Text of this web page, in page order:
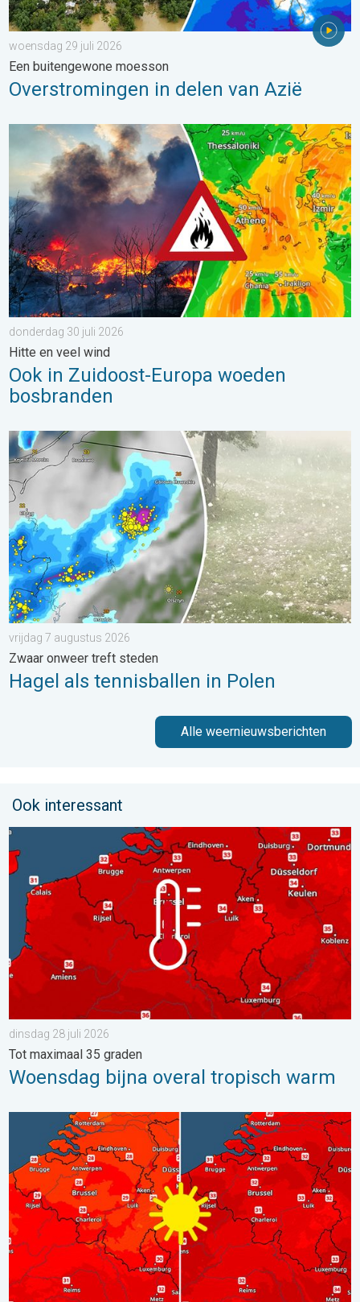
woensdag 29 juli 2026
Een buitengewone moesson
Overstromingen in delen van Azië
Ook in Zuidoost-Europa woeden bosbranden. Hitte en veel
donderdag 30 juli 2026
Hitte en veel wind
Ook in Zuidoost-Europa woeden
bosbranden
Hagel als tennisballen in Polen. Zwaar onweer treft steden. . .
vrijdag 7 augustus 2026
Zwaar onweer treft steden
Hagel als tennisballen in Polen
Alle weernieuwsberichten
Ook interessant
Woensdag bijna overal tropisch warm. Tot maximaal 35
dinsdag 28 juli 2026
Tot maximaal 35 graden
Woensdag bijna overal tropisch warm
Volop zon en zomerse warmte. Weekendweer. . . donderdag